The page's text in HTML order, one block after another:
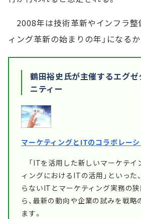
2008年は技術革新やインフラ整
ィング革新の始まりの年」になるか
鶴田裕史氏が主催するエグゼ
ニティー
マーケティングとITのコラボレー
「ITを活用した新しいマーケテイ
ィングにおけるITの活用」といった
らないITとマーケティング実務の
ら、最新の動向や企業の試みを戦略
ます。